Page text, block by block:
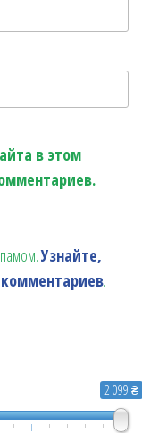
в этом
Узнайте,
.
2 099 ₴